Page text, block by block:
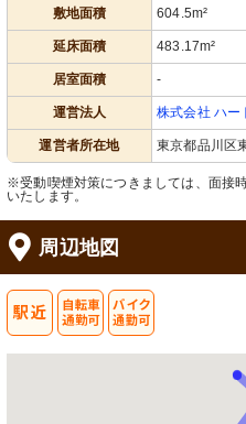
敷地面積 604.5m²
延床面積 483.17m²
居室面積 -
運営法人 株式会社 ハー
運営者所在地 東京都品川区
※受動喫煙対策につきましては、面接
いたします。
周辺地図